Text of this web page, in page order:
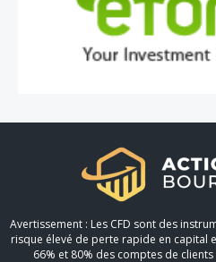
Avertissement : Les CFD sont des
risque élevé de perte rapide en capital
66% et 80% des comptes de